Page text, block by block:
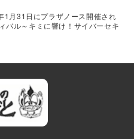
1月31日にプラザノース開催され
バル～キミに響け！サイバーセキ